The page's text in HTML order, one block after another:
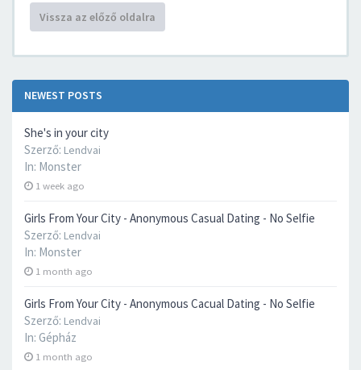
NEWEST POSTS
She's in your city
Szerző: Lendvai
In: Monster
1 week ago
Girls From Your City - Anonymous Casual Dating - No Selfie
Szerző: Lendvai
In: Monster
1 month ago
Girls From Your City - Anonymous Cacual Dating - No Selfie
Szerző: Lendvai
In: Gépház
1 month ago
Vissza az előző oldalra